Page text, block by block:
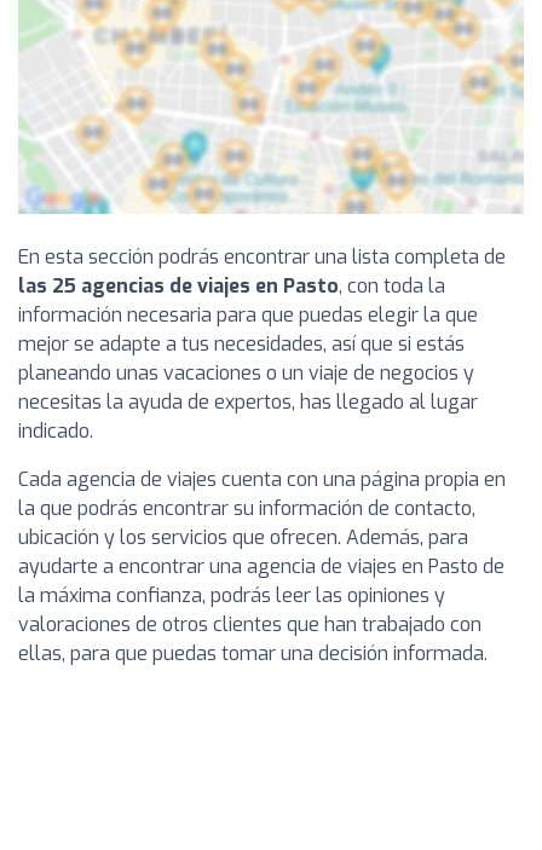
En esta sección podrás encontrar una lista completa de
las 25 agencias de viajes en Pasto, con toda la
información necesaria para que puedas elegir la que
mejor se adapte a tus necesidades, así que si estás
planeando unas vacaciones o un viaje de negocios y
necesitas la ayuda de expertos, has llegado al lugar
indicado.
Cada agencia de viajes cuenta con una página propia en
la que podrás encontrar su información de contacto,
ubicación y los servicios que ofrecen. Además, para
ayudarte a encontrar una agencia de viajes en Pasto de
la máxima confianza, podrás leer las opiniones y
valoraciones de otros clientes que han trabajado con
ellas, para que puedas tomar una decisión informada.